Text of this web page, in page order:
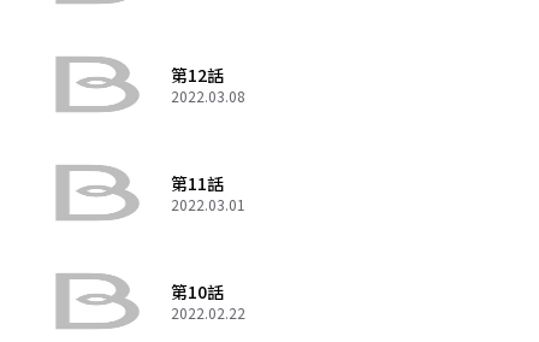
第12話
2022.03.08
第11話
2022.03.01
第10話
2022.02.22